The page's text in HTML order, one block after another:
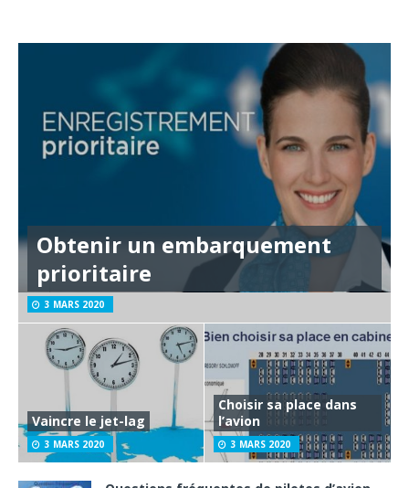
Obtenir un embarquement
prioritaire
3 MARS 2020
Vaincre le jet-lag
3 MARS 2020
Choisir sa place dans
l’avion
3 MARS 2020